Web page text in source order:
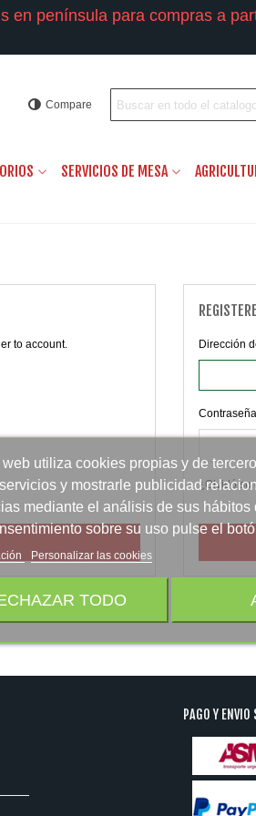
en península para compras a
Compare
SERVICIOS DE MESA
to account. Dirección
Contraseña
¿Olvidó su
PAGO Y ENVIO
web utiliza cookies propias y de
y mostrarle publicidad
mediante el análisis de sus hábitos
sobre su uso pulse el
Personalizar las cookies
TODO